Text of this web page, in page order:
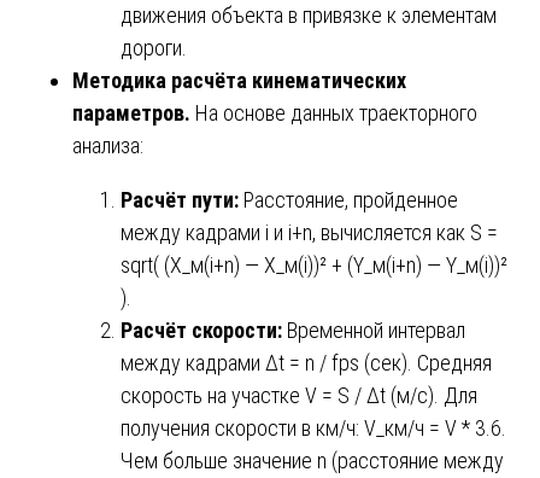
движения объекта в привязке к элементам
дороги.
Методика расчёта кинематических
параметров. На основе данных траекторного
анализа:
Расчёт пути: Расстояние, пройденное
между кадрами i и i+n, вычисляется как S =
sqrt( (X_м(i+n) — X_м(i))² + (Y_м(i+n) — Y_м(i))²
).
Расчёт скорости: Временной интервал
между кадрами Δt = n / fps (сек). Средняя
скорость на участке V = S / Δt (м/с). Для
получения скорости в км/ч: V_км/ч = V * 3.6.
Чем больше значение n (расстояние между